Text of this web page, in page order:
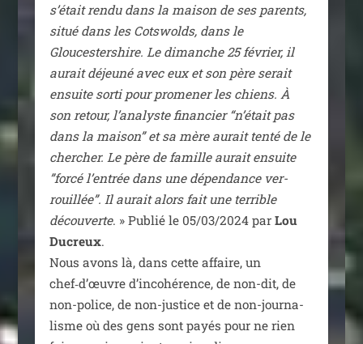
s’était ren­du dans la mai­son de ses parents,
situé dans les Cotswolds, dans le
Gloucestershire. Le dimanche 25 février, il
aurait déjeu­né avec eux et son père serait
ensuite sor­ti pour pro­me­ner les chiens. À
son retour, l’analyste finan­cier “n’était pas
dans la mai­son” et sa mère aurait ten­té de le
cher­cher. Le père de famille aurait ensuite
”for­cé l’entrée dans une dépen­dance ver­
rouillée”. Il aurait alors fait une ter­rible
décou­verte. » Publié le 05/​03/​2024 par Lou
Ducreux.
Nous avons là, dans cette affaire, un
chef‑d’œuvre d’incohérence, de non-dit, de
non-police, de non-jus­tice et de non-jour­na­
lisme où des gens sont payés pour ne rien